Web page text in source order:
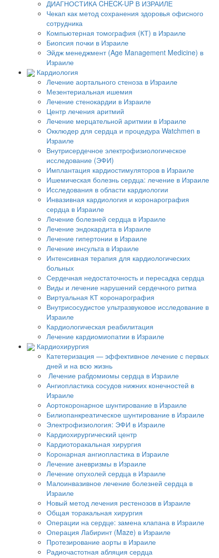
ДИАГНОСТИКА CHECK-UP В ИЗРАИЛЕ
Чекап как метод сохранения здоровья офисного
сотрудника
Компьютерная томография (КТ) в Израиле
Биопсия почки в Израиле
Эйдж менеджмент (Age Management Medicine) в
Израиле
Кардиология
Лечение аортального стеноза в Израиле
Мезентериальная ишемия
Лечение стенокардии в Израиле
Центр лечения аритмий
Лечение мерцательной аритмии в Израиле
Окклюдер для сердца и процедура Watchmen в
Израиле
Внутрисердечное электрофизиологическое
исследование (ЭФИ)
Имплантация кардиостимуляторов в Израиле
Ишемическая болезнь сердца: лечение в Израиле
Исследования в области кардиологии
Инвазивная кардиология и коронарография
сердца в Израиле
Лечение болезней сердца в Израиле
Лечение эндокардита в Израиле
Лечение гипертонии в Израиле
Лечение инсульта в Израиле
Интенсивная терапия для кардиологических
больных
Сердечная недостаточность и пересадка сердца
Виды и лечение нарушений сердечного ритма
Виртуальная КТ коронарография
Внутрисосудистое ультразвуковое исследование в
Израиле
Кардиологическая реабилитация
Лечение кардиомиопатии в Израиле
Кардиохирургия
Катетеризация — эффективное лечение с первых
дней и на всю жизнь
Лечение рабдомиомы сердца в Израиле
Ангиопластика сосудов нижних конечностей в
Израиле
Аортокоронарное шунтирование в Израиле
Билиопанкреатическое шунтирование в Израиле
Электрофизиология: ЭФИ в Израиле
Кардиохирургический центр
Кардиоторакальная хирургия
Коронарная ангиопластика в Израиле
Лечение аневризмы в Израиле
Лечение опухолей сердца в Израиле
Малоинвазивное лечение болезней сердца в
Израиле
Новый метод лечения рестенозов в Израиле
Общая торакальная хирургия
Операции на сердце: замена клапана в Израиле
Операция Лабиринт (Maze) в Израиле
Протезирование аорты в Израиле
Радиочастотная абляция сердца